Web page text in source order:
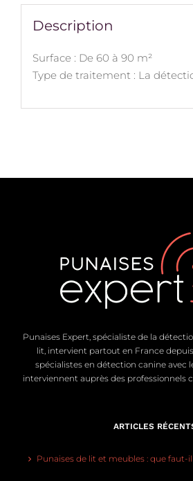
Description
Surface : De 60 à 90 m²
Type de traitement : La
Punaises Expert, spécialiste de la
lit, intervient partout en France
spécialistes en détection canine avec
interviennent auprès des professionnels
ARTICLES
Punaises de lit et meubles : que faut-